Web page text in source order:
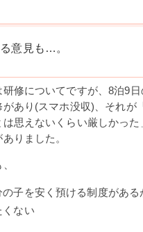
意見も…。
研修についてですが、8泊9
があり(スマホ没収)、それが
は思えないくらい厳しかった
りました。
の子を安く預ける制度がある
くない